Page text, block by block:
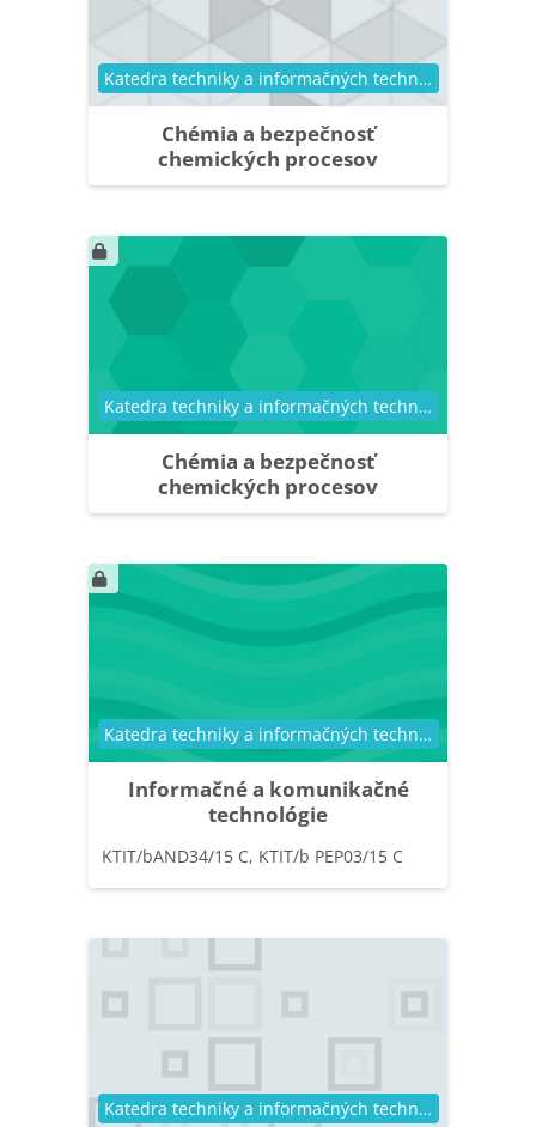
Chémia a bezpečnosť
chemických procesov
Kategória kurzu Katedra techniky a informačných technológií
Chémia a bezpečnosť
chemických procesov
Kategória kurzu Katedra techniky a informačných technológií
Informačné a komunikačné
technológie
Kategória kurzu Katedra techniky a informačných technológií
KTIT/bAND34/15 C, KTIT/b PEP03/15 C
Kategória kurzu Katedra techniky a informačných technológií